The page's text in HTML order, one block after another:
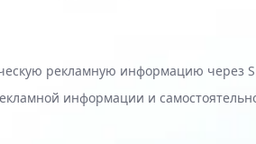
рекламную информацию через
информации и